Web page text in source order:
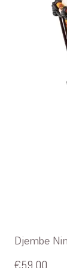
Djembe